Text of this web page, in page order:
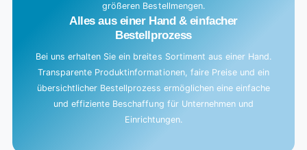
größeren Bestellmengen.
Alles aus einer Hand & einfacher
Bestellprozess
Bei uns erhalten Sie ein breites Sortiment aus einer Hand.
Transparente Produktinformationen, faire Preise und ein
übersichtlicher Bestellprozess ermöglichen eine einfache
und effiziente Beschaffung für Unternehmen und
Einrichtungen.